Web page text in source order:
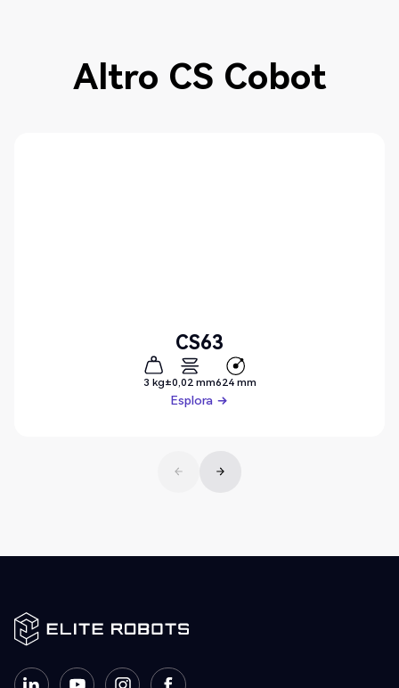
Altro CS Cobot
CS63
3 kg±0,02 mm624 mm
Esplora